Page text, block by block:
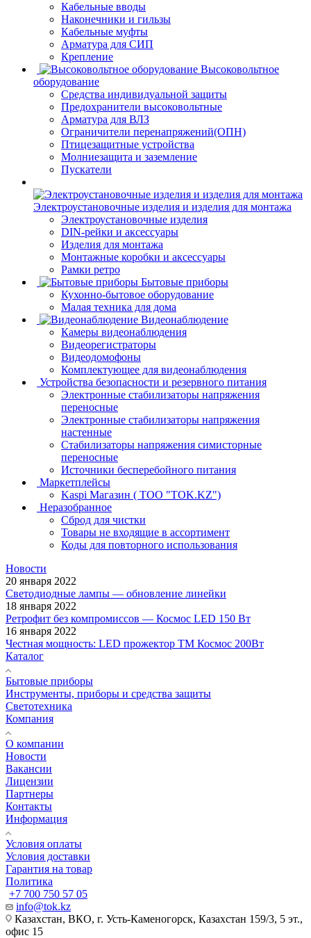
Кабельные вводы
Наконечники и гильзы
Кабельные муфты
Арматура для СИП
Крепление
Высоковольтное
оборудование
Средства индивидуальной защиты
Предохранители высоковольтные
Арматура для ВЛЗ
Ограничители перенапряжений(ОПН)
Птицезащитные устройства
Молниезащита и заземление
Пускатели
Электроустановочные изделия и изделия для монтажа
Электроустановочные изделия
DIN-рейки и аксессуары
Изделия для монтажа
Монтажные коробки и аксессуары
Рамки ретро
Бытовые приборы
Кухонно-бытовое оборудование
Малая техника для дома
Видеонаблюдение
Камеры видеонаблюдения
Видеорегистраторы
Видеодомофоны
Комплектующее для видеонаблюдения
Устройства безопасности и резервного питания
Электронные стабилизаторы напряжения
переносные
Электронные стабилизаторы напряжения
настенные
Стабилизаторы напряжения симисторные
переносные
Источники бесперебойного питания
Маркетплейсы
Kaspi Магазин ( ТОО "TOK.KZ")
Неразобранное
Сброд для чистки
Товары не входящие в ассортимент
Коды для повторного использования
Новости
20 января 2022
Светодиодные лампы — обновление линейки
18 января 2022
Ретрофит без компромиссов — Космос LED 150 Вт
16 января 2022
Честная мощность: LED прожектор ТМ Космос 200Вт
Каталог
Бытовые приборы
Инструменты, приборы и средства защиты
Светотехника
Компания
О компании
Новости
Вакансии
Лицензии
Партнеры
Контакты
Информация
Условия оплаты
Условия доставки
Гарантия на товар
Политика
+7 700 750 57 05
info@tok.kz
Казахстан, ВКО, г. Усть-Каменогорск, Казахстан 159/3, 5 эт.,
офис 15